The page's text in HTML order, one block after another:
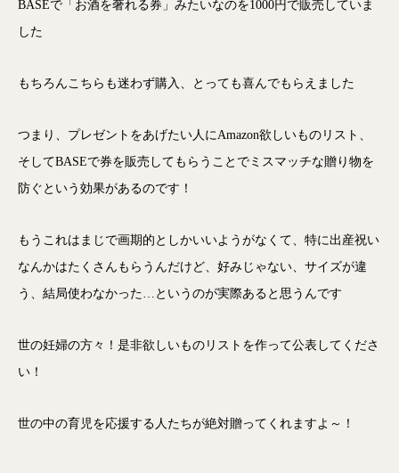
BASEで「お酒を奢れる券」みたいなのを1000円で販売していま
した
もちろんこちらも迷わず購入、とっても喜んでもらえました
つまり、プレゼントをあげたい人にAmazon欲しいものリスト、
そしてBASEで券を販売してもらうことでミスマッチな贈り物を
防ぐという効果があるのです！
もうこれはまじで画期的としかいいようがなくて、特に出産祝い
なんかはたくさんもらうんだけど、好みじゃない、サイズが違
う、結局使わなかった…というのが実際あると思うんです
世の妊婦の方々！是非欲しいものリストを作って公表してくださ
い！
世の中の育児を応援する人たちが絶対贈ってくれますよ～！